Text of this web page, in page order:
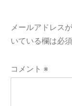
シ
ョ
ン
メールアドレス
いている欄は必
コメント ※